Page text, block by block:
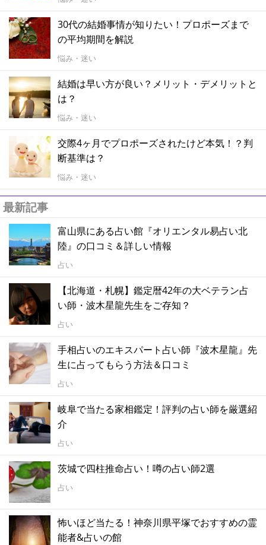
30代の結婚事情が知りたい！プロポーズまで
の平均期間を解説
悩み・迷い
結婚は早い方が良い？メリット・デメリットと
は？
悩み・迷い
交際4ヶ月でプロポーズされたけど本気！？判
断基準は？
悩み・迷い
最新記事
富山県にある占い館『オリエンタル易占い北
陸』の口コミ＆詳しい情報
占い
【北海道・札幌】鑑定暦42年の大ベテラン占
い師・波木星龍先生をご存知？
占い
手相占いのエキスパート占い師『波木星龍』先
生に占ってもらう方法＆口コミ
占い
岐阜で当たる家相鑑定！評判の占い師を厳選紹
介
占い
茨城で四柱推命占い！噂の占い師2選
占い
怖いほど当たる！神奈川県平塚でおすすめの霊
能者&占いの館